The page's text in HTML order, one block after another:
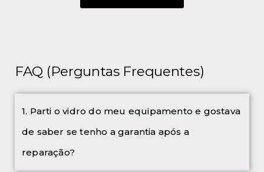
FAQ (Perguntas Frequentes)
1. Parti o vidro do meu equipamento e gostava
de saber se tenho a garantia após a
reparação?